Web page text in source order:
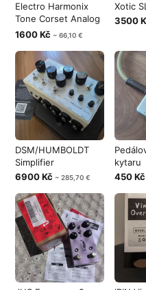
Electro Harmonix
Tone Corset Analog
Compresso
1600 Kč ~ 66,10 €
Xotic
3500
DSM/HUMBOLDT
Simplifier
6900 Kč ~ 285,70 €
kytaru
450 Kč